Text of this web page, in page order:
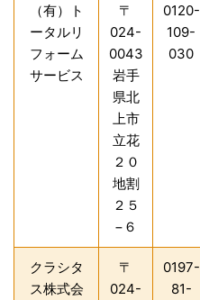
（有）ト
ータルリ
フォーム
サービス
〒
024-
0043
岩手
県北
上市
立花
２０
地割
２５
−６
0120-
109-
030
クラシタ
ス株式会
〒
024-
0197-
81-